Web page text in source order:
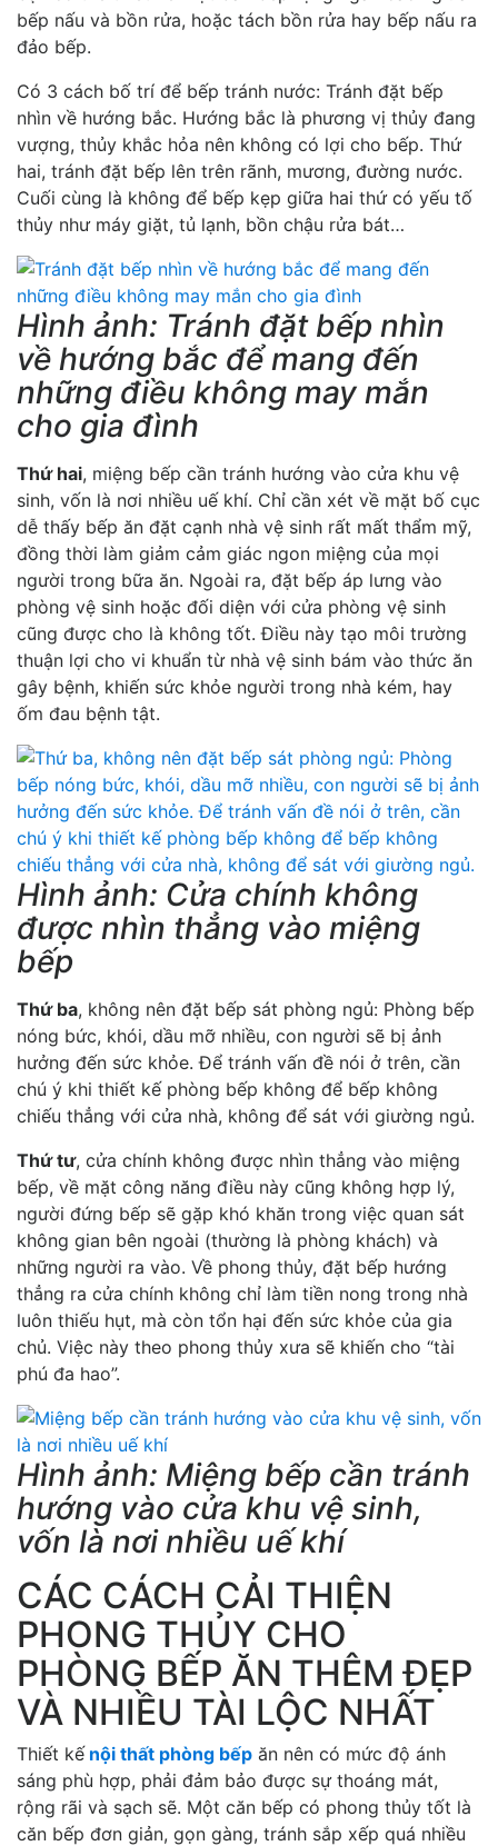
bếp nấu và bồn rửa, hoặc tách bồn rửa hay bếp nấu ra
đảo bếp.
Có 3 cách bố trí để bếp tránh nước: Tránh đặt bếp
nhìn về hướng bắc. Hướng bắc là phương vị thủy đang
vượng, thủy khắc hỏa nên không có lợi cho bếp. Thứ
hai, tránh đặt bếp lên trên rãnh, mương, đường nước.
Cuối cùng là không để bếp kẹp giữa hai thứ có yếu tố
thủy như máy giặt, tủ lạnh, bồn chậu rửa bát…
Hình ảnh: Tránh đặt bếp nhìn
về hướng bắc để mang đến
những điều không may mắn
cho gia đình
Thứ hai, miệng bếp cần tránh hướng vào cửa khu vệ
sinh, vốn là nơi nhiều uế khí. Chỉ cần xét về mặt bố cục
dễ thấy bếp ăn đặt cạnh nhà vệ sinh rất mất thẩm mỹ,
đồng thời làm giảm cảm giác ngon miệng của mọi
người trong bữa ăn. Ngoài ra, đặt bếp áp lưng vào
phòng vệ sinh hoặc đối diện với cửa phòng vệ sinh
cũng được cho là không tốt. Điều này tạo môi trường
thuận lợi cho vi khuẩn từ nhà vệ sinh bám vào thức ăn
gây bệnh, khiến sức khỏe người trong nhà kém, hay
ốm đau bệnh tật.
Hình ảnh: Cửa chính không
được nhìn thẳng vào miệng
bếp
Thứ ba, không nên đặt bếp sát phòng ngủ: Phòng bếp
nóng bức, khói, dầu mỡ nhiều, con người sẽ bị ảnh
hưởng đến sức khỏe. Để tránh vấn đề nói ở trên, cần
chú ý khi thiết kế phòng bếp không để bếp không
chiếu thẳng với cửa nhà, không để sát với giường ngủ.
Thứ tư, cửa chính không được nhìn thẳng vào miệng
bếp, về mặt công năng điều này cũng không hợp lý,
người đứng bếp sẽ gặp khó khăn trong việc quan sát
không gian bên ngoài (thường là phòng khách) và
những người ra vào. Về phong thủy, đặt bếp hướng
thẳng ra cửa chính không chỉ làm tiền nong trong nhà
luôn thiếu hụt, mà còn tổn hại đến sức khỏe của gia
chủ. Việc này theo phong thủy xưa sẽ khiến cho “tài
phú đa hao”.
Hình ảnh: Miệng bếp cần tránh
hướng vào cửa khu vệ sinh,
vốn là nơi nhiều uế khí
CÁC CÁCH CẢI THIỆN
PHONG THỦY CHO
PHÒNG BẾP ĂN THÊM ĐẸP
VÀ NHIỀU TÀI LỘC NHẤT
Thiết kếnội thất phòng bếp ăn nên có mức độ ánh
sáng phù hợp, phải đảm bảo được sự thoáng mát,
rộng rãi và sạch sẽ. Một căn bếp có phong thủy tốt là
căn bếp đơn giản, gọn gàng, tránh sắp xếp quá nhiều